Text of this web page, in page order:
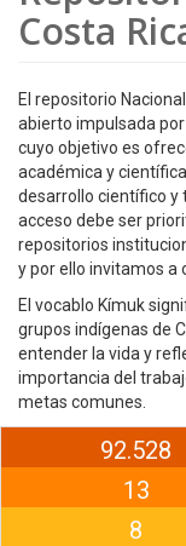
Costa
El repositorio
abierto impulsada por
cuyo objetivo es
académica y
desarrollo científico y
acceso debe ser
repositorios
y por ello invitamos a
El vocablo Kímuk
grupos indígenas de
entender la vida y
importancia del
metas comunes.
92.528
13
8